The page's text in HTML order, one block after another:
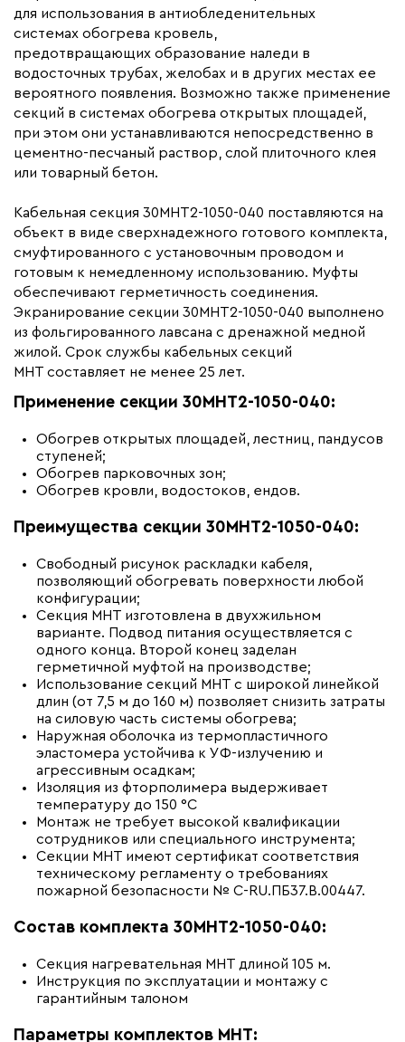
Толщина (мм)
Длина установочного провода, м
Страна производства
Гарантия (год) 3-5
Срок службы(год)
Область применения
Архитектурный обогрев,
Коллекция
Бренд ССТ Premium
Материал
Термопластичный
Минимальный радиус изгиба (мм)
для использования в антиобледенительных
системах обогрева кровель,
предотвращающих образование наледи в
водосточных трубах, желобах и в других местах ее
вероятного появления. Возможно также применение
секций в системах обогрева открытых площадей,
при этом они устанавливаются непосредственно в
цементно-песчаный раствор, слой плиточного клея
или товарный бетон.
Кабельная секция 30МНТ2-1050-040 поставляются на
объект в виде сверхнадежного готового комплекта,
смуфтированного с установочным проводом и
готовым к немедленному использованию. Муфты
обеспечивают герметичность соединения.
Экранирование секции 30МНТ2-1050-040 выполнено
из фольгированного лавсана с дренажной медной
жилой. Срок службы кабельных секций
МНТ составляет не менее 25 лет.
Применение секции 30МНТ2-1050-040:
Обогрев открытых площадей, лестниц, пандусов
ступеней;
Обогрев парковочных зон;
Обогрев кровли, водостоков, ендов.
Преимущества секции 30МНТ2-1050-040:
Свободный рисунок раскладки кабеля,
позволяющий обогревать поверхности любой
конфигурации;
Секция МНТ изготовлена в двухжильном
варианте. Подвод питания осуществляется с
одного конца. Второй конец заделан
герметичной муфтой на производстве;
Использование секций МНТ с широкой линейкой
длин (от 7,5 м до 160 м) позволяет снизить затраты
на силовую часть системы обогрева;
Наружная оболочка из термопластичного
эластомера устойчива к УФ-излучению и
агрессивным осадкам;
Изоляция из фторполимера выдерживает
температуру до 150 °С
Монтаж не требует высокой квалификации
сотрудников или специального инструмента;
Секции МНТ имеют сертификат соответствия
техническому регламенту о требованиях
пожарной безопасности № С-RU.ПБ37.В.00447.
Состав комплекта 30МНТ2-1050-040:
Секция нагревательная МНТ длиной 105 м.
Инструкция по эксплуатации и монтажу с
гарантийным талоном
Параметры комплектов МНТ: